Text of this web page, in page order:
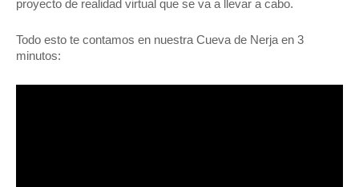
proyecto de realidad virtual que se va a llevar a cabo.
Todo esto te contamos en nuestra Cueva de Nerja en 3
minutos: